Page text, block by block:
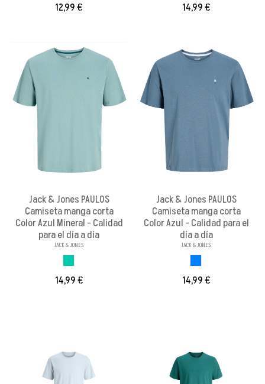
12,99 € 14,99 €
Jack & Jones PAULOS
Camiseta manga corta
Color Azul Mineral - Calidad
para el día a día
JACK & JONES
14,99 €
Jack & Jones PAULOS
Camiseta manga corta
Color Azul - Calidad para el
día a día
JACK & JONES
14,99 €